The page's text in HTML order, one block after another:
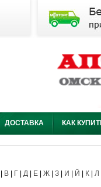
ДОСТАВКА КАК
В Г Д Е Ж З И Й К Л